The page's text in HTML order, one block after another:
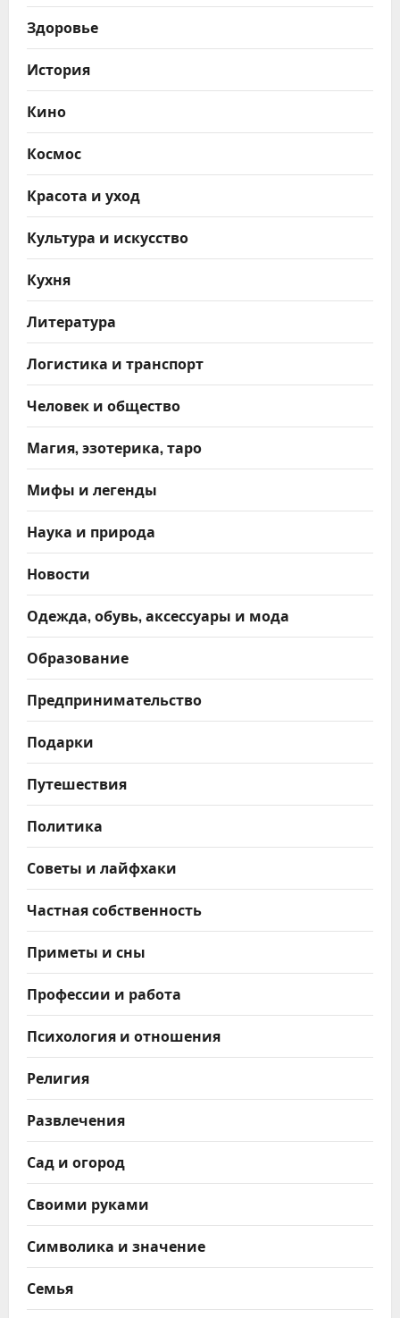
Здоровье
История
Кино
Космос
Красота и уход
Культура и искусство
Кухня
Литература
Логистика и транспорт
Человек и общество
Магия, эзотерика, таро
Мифы и легенды
Наука и природа
Новости
Одежда, обувь, аксессуары и мода
Образование
Предпринимательство
Подарки
Путешествия
Политика
Советы и лайфхаки
Частная собственность
Приметы и сны
Профессии и работа
Психология и отношения
Религия
Развлечения
Сад и огород
Своими руками
Символика и значение
Семья